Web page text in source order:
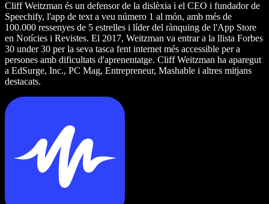
Cliff Weitzman és un defensor de la dislèxia i el CEO i fundador de
Speechify, l'app de text a veu número 1 al món, amb més de
100.000 ressenyes de 5 estrelles i líder del rànquing de l'App Store
en Notícies i Revistes. El 2017, Weitzman va entrar a la llista Forbes
30 under 30 per la seva tasca fent internet més accessible per a
persones amb dificultats d'aprenentatge. Cliff Weitzman ha aparegut
a EdSurge, Inc., PC Mag, Entrepreneur, Mashable i altres mitjans
destacats.